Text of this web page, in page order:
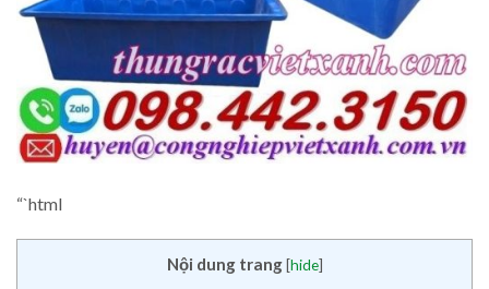
“`html
Nội dung trang [hide]